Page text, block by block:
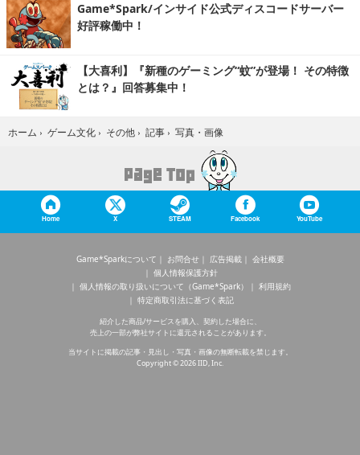
Game*Spark/インサイド公式ディスコードサーバー
好評稼働中！
【大喜利】『新種のゲーミング“蚊”が登場！ その特徴
とは？』回答募集中！
ホーム › ゲーム文化 › その他 › 記事 › 写真・画像
Home X STEAM Facebook YouTube
Game*Sparkについて お問合せ 広告掲載
会社概要
個人情報保護方針
個人情報の取り扱いについて（Game*Spark）
利用規約
特定商取引法に基づく表記
紹介した商品/サービスを購入、契約した場合に、
売上の一部が弊社サイトに還元されることがあります。
当サイトに掲載の記事・見出し・写真・画像の無断転載を禁じます。
Copyright © 2026 IID, Inc.